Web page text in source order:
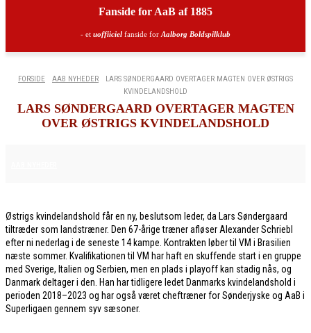
Fanside for AaB af 1885
- et uoffiiciel fanside for Aalborg Boldspilklub
FORSIDE AAB NYHEDER
LARS SØNDERGAARD OVERTAGER MAGTEN OVER ØSTRIGS
KVINDELANDSHOLD
LARS SØNDERGAARD OVERTAGER MAGTEN
OVER ØSTRIGS KVINDELANDSHOLD
Østrigs kvindelandshold får en ny, beslutsom leder, da Lars Søndergaard
tiltræder som landstræner. Den 67-årige træner afløser Alexander Schriebl
efter ni nederlag i de seneste 14 kampe. Kontrakten løber til VM i Brasilien
næste sommer. Kvalifikationen til VM har haft en skuffende start i en gruppe
med Sverige, Italien og Serbien, men en plads i playoff kan stadig nås, og
Danmark deltager i den. Han har tidligere ledet Danmarks kvindelandshold i
perioden 2018–2023 og har også været cheftræner for Sønderjyske og AaB i
Superligaen gennem syv sæsoner.